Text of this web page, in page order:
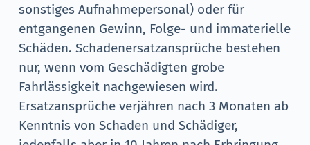
sonstiges Aufnahmepersonal) oder für
entgangenen Gewinn, Folge- und immaterielle
Schäden. Schadenersatzansprüche bestehen
nur, wenn vom Geschädigten grobe
Fahrlässigkeit nachgewiesen wird.
Ersatzansprüche verjähren nach 3 Monaten ab
Kenntnis von Schaden und Schädiger,